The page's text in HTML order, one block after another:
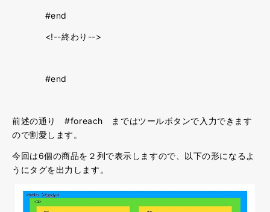
#end
<!--終わり-->
#end
前述の通り #foreach まではツールボタンで入力できます
ので割愛します。
今回は6個の商品を２列で表示しますので、以下の形になるよ
うにタグを出力します。